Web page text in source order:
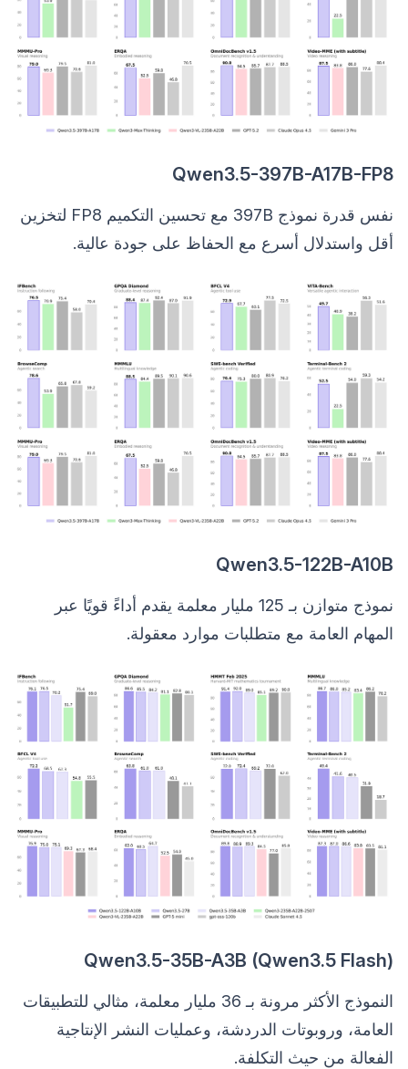
Qwen3.5-397B-A17B-FP8
نفس قدرة نموذج 397B مع تحسين التكميم FP8 لتخزين
أقل واستدلال أسرع مع الحفاظ على جودة عالية.
Qwen3.5-122B-A10B
نموذج متوازن بـ 125 مليار معلمة يقدم أداءً قويًا عبر
المهام العامة مع متطلبات موارد معقولة.
Qwen3.5-35B-A3B (Qwen3.5 Flash)
النموذج الأكثر مرونة بـ 36 مليار معلمة، مثالي للتطبيقات
العامة، وروبوتات الدردشة، وعمليات النشر الإنتاجية
الفعالة من حيث التكلفة.